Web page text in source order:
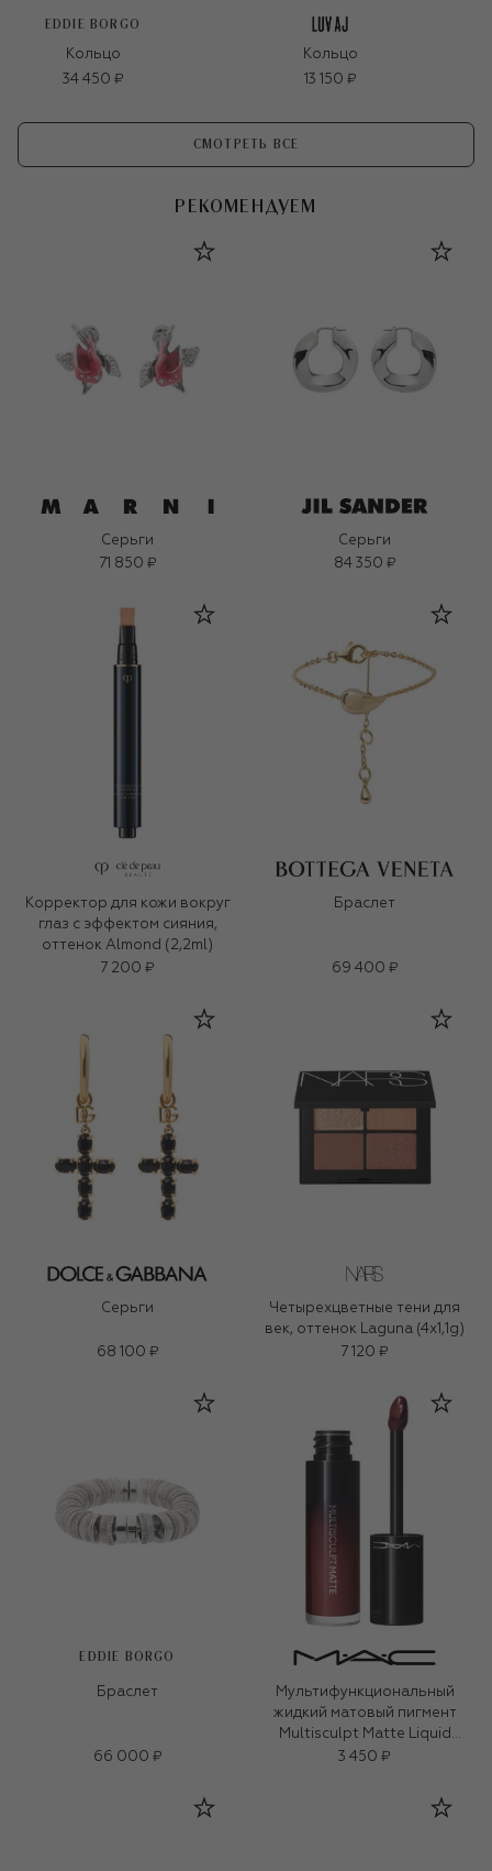
EDDIE BORGO
Кольцо
34 450 ₽
Кольцо
13 150 ₽
СМОТРЕТЬ ВСЕ
РЕКОМЕНДУЕМ
Серьги
71 850 ₽
Серьги
84 350 ₽
Корректор для кожи вокруг
глаз с эффектом сияния,
оттенок Almond (2,2ml)
7 200 ₽
Браслет
69 400 ₽
Серьги
68 100 ₽
Четырехцветные тени для
век, оттенок Laguna (4x1,1g)
7 120 ₽
EDDIE BORGO
Браслет
66 000 ₽
Мультифункциональный
жидкий матовый пигмент
Multisculpt Matte Liquid
Colour, оттенок Pinot Noir
3 450 ₽